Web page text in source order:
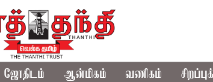
ஜோதிடம் ஆன்மிகம் வணிகம்